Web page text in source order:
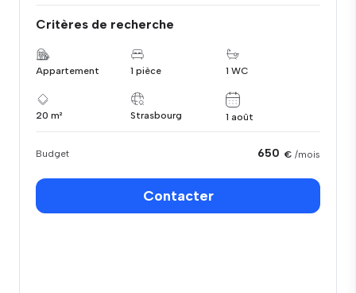
Critères de recherche
Appartement 1 pièce 1 WC
20 m² Strasbourg 1 août
Budget 650 € /mois
Contacter